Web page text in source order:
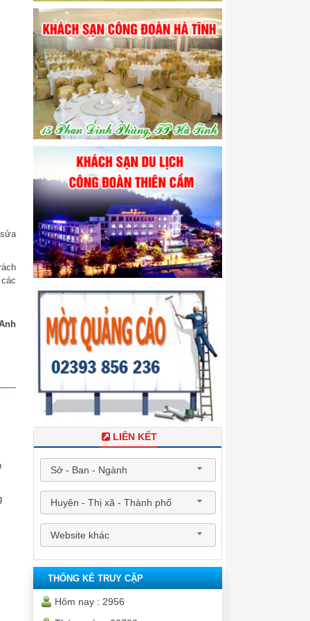
LIÊN KẾT
Sở - Ban - Ngành
Huyện - Thị xã - Thành phố
Website khác
THỐNG KÊ TRUY CẬP
Hôm nay : 2956